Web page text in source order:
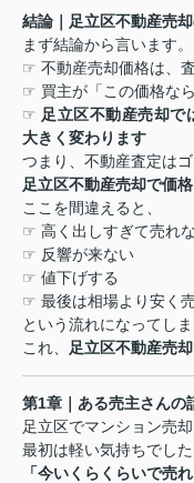
結論｜足立区不動産売
まず結論から言います。
☞ 不動産売却価格は、
☞ 買主が「この価格な
☞ 足立区不動産売却で
大きく変わります
つまり、不動産査定は
足立区不動産売却で価
ここを間違えると、
☞ 高く出しすぎて売れ
☞ 反響が来ない
☞ 値下げする
☞ 最後は相場より安く
という流れになってしま
これ、
足立区不動産売却
第1章｜ある売主さんの
足立区でマンション売
最初は軽い気持ちでした
「今いくらくらいで売